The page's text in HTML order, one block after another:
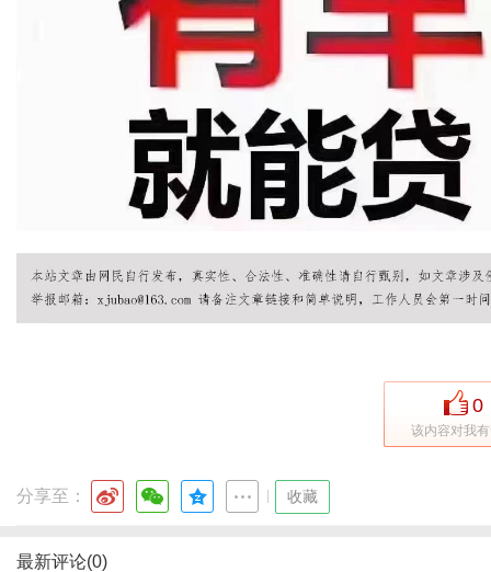
0
该内容对我
分享至： 收藏
最新评论(0)